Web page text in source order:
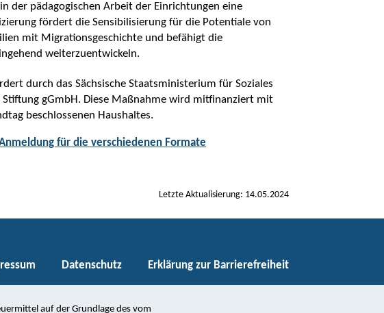
der pädagogischen Arbeit der Einrichtungen eine
fördert die Sensibilisierung für die Potentiale von
mit Migrationsgeschichte und befähigt die
weiterzuentwickeln.
durch das Sächsische Staatsministerium für Soziales
gGmbH. Diese Maßnahme wird mitfinanziert mit
beschlossenen Haushaltes.
für die verschiedenen Formate
Letzte Aktualisierung: 14.05.2024
Datenschutz Erklärung zur Barrierefreiheit
auf der Grundlage des vom